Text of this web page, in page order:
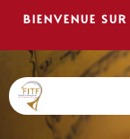
BIENVENUE